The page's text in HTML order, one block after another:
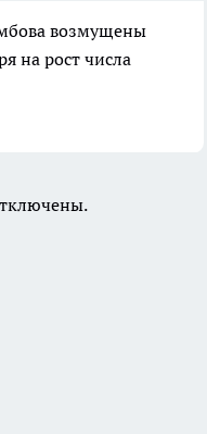
возмущены
на рост числа